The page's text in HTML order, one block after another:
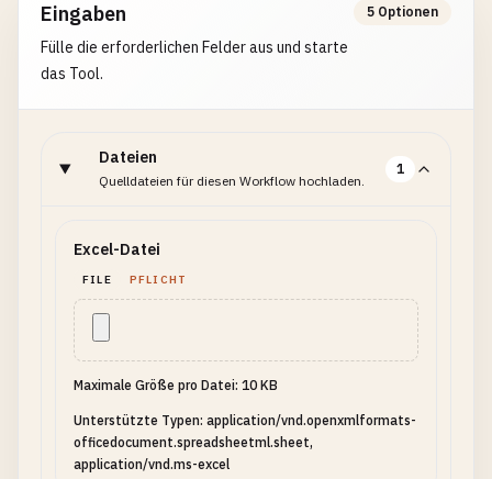
Eingaben
Fülle die erforderlichen Felder aus und starte
das Tool.
5 Optionen
Dateien
Quelldateien für diesen Workflow hochladen.
1
Excel-Datei
FILE PFLICHT
Maximale Größe pro Datei: 10 KB
Unterstützte Typen: application/vnd.openxmlformats-
officedocument.spreadsheetml.sheet,
application/vnd.ms-excel